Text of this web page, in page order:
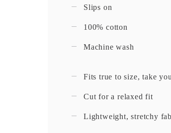
Slips on
100% cotton
Machine wash
Fits true to size, take
Cut for a relaxed fit
Lightweight, stretchy